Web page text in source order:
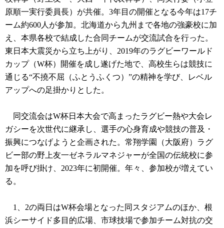
原順一実行委員長）が共催。3年目の開催となる今年は17チ
ーム約600人が参加。北海道から九州まで各地の強豪校に加
え、本県各校で結成した合同チームが交流試合を行った。
東日本大震災から立ち上がり、2019年のラグビーワールド
カップ（W杯）開催を成し遂げた地で、高校生らは競技に
通じる“不撓不屈（ふとうふくつ）”の精神を学び、レベル
アップへの足掛かりとした。
同交流会はW杯日本大会で高まったラグビー熱や大会レ
ガシーを次世代に継承し、選手の心身育成や競技の普及・
振興につなげようと企画された。常翔学園（大阪府）ラグ
ビー部の野上友一ゼネラルマネジャーが全国の伝統校に参
加を呼び掛け、2023年に初開催。年々、参加校が増えてい
る。
1、2の両日はW杯会場となった同スタジアムのほか、根
浜シーサイド多目的広場、市球技場で参加チーム対抗の交